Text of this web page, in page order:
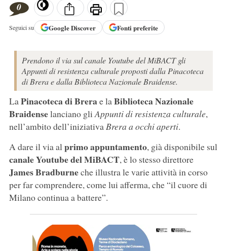
0
Seguici su GoogleDiscover Fonti preferite
Prendono il via sul canale Youtube del MiBACT gli
Appunti di resistenza culturale proposti dalla Pinacoteca
di Brera e dalla Biblioteca Nazionale Braidense.
LaPinacoteca di Brerae laBiblioteca Nazionale
Braidenselanciano gliAppunti di resistenza culturale,
nell’ambito dell’iniziativaBrera a occhi aperti.
A dare il via alprimo appuntamento, già disponibile sul
canale Youtube del MiBACT, è lo stesso direttore
James Bradburneche illustra le varie attività in corso
per far comprendere, come lui afferma, che “il cuore di
Milano continua a battere”.